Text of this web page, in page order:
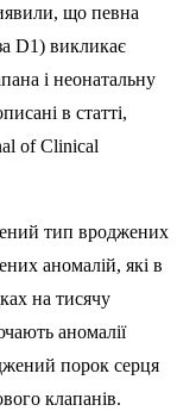
що певна
D1) викликає
і неонатальну
в статті,
of Clinical
тип вроджених
аномалій, які в
на тисячу
аномалії
порок серця
клапанів.